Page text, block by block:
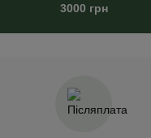
3000 грн